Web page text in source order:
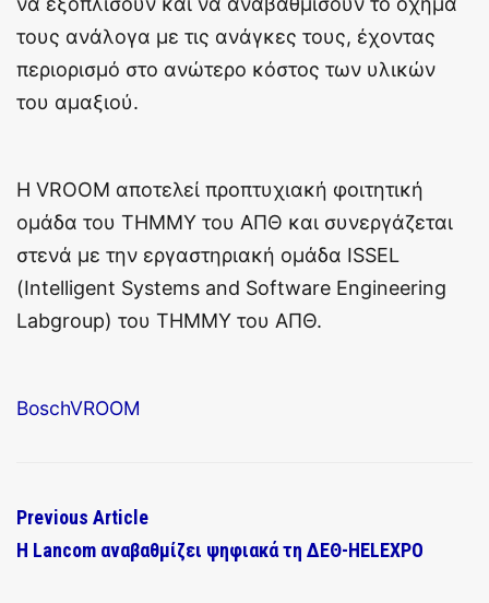
τους ανάλογα με τις ανάγκες τους, έχοντας
περιορισμό στο ανώτερο κόστος των υλικών
του αμαξιού.
Η VROOM αποτελεί προπτυχιακή φοιτητική
ομάδα του ΤΗΜΜΥ του ΑΠΘ και συνεργάζεται
στενά με την εργαστηριακή ομάδα ISSEL
(Intelligent Systems and Software Engineering
Labgroup) του ΤΗΜΜΥ του ΑΠΘ.
BoschVROOM
Previous Article
Η Lancom αναβαθμίζει ψηφιακά τη ΔΕΘ-HELEXPO